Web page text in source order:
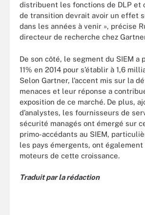
distribuent les fonctions de DLP et
de transition devrait avoir un effet
dans les années à venir », précise
directeur de recherche chez
De son côté, le segment du SIEM a
11% en 2014 pour s’établir à 1,6
Selon Gartner, l’accent mis sur la
menaces et leur réponse a
exposition de ce marché. De plus,
d’analystes, les fournisseurs de
sécurité managés ont émergé sur
primo-accédants au SIEM,
les pays émergents, ont
moteurs de cette croissance.
Traduit par la rédaction